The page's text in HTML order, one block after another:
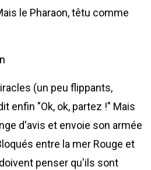
le Pharaon, têtu comme
(un peu flippants,
enfin "Ok, ok, partez !" Mais
d'avis et envoie son armée
entre la mer Rouge et
penser qu'ils sont